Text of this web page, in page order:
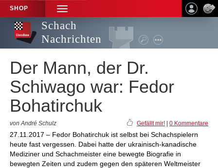
SHOP
TOGGLE
NAVIGATION
Schach
Nachrichten
Der Mann, der Dr.
Schiwago war: Fedor
Bohatirchuk
von André Schulz Gefällt mir! 0 Kommentare
27.11.2017 – Fedor Bohatirchuk ist selbst bei Schachspielern
heute fast vergessen. Dabei hatte der ukrainisch-kanadische
Mediziner und Schachmeister eine bewegte Biografie in
bewegten Zeiten und zudem gegen den späteren Weltmeister